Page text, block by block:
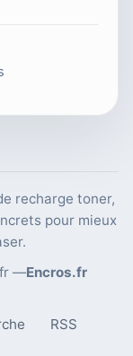
recharge toner,
pour mieux
—Encros.fr
RSS